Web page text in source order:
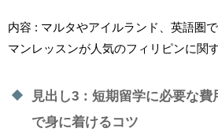
内容 : マルタやアイルランド、英語圏
マンレッスンが人気のフィリピンに関
見出し3：短期留学に必要な費
で身に着けるコツ